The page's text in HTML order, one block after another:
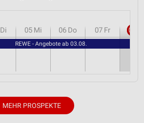
Di 05 Mi 06 Do 07 Fr 08
REWE - Angebote ab 03.08.
MEHR PROSPEKTE